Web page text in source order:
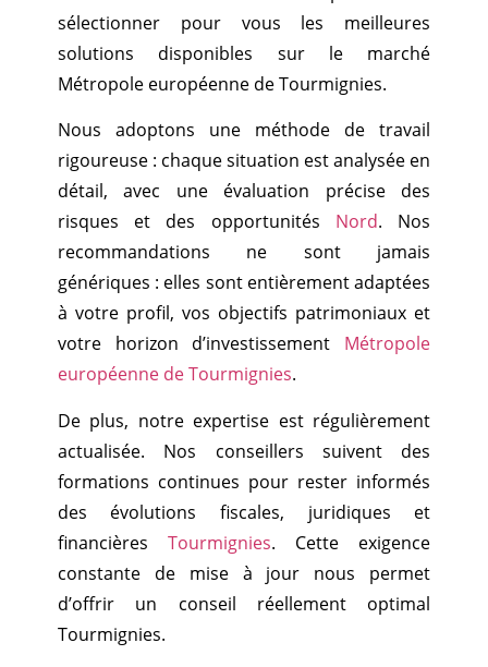
sélectionner pour vous les meilleures
solutions disponibles sur le marché
Métropole européenne de Tourmignies.
Nous adoptons une méthode de travail
rigoureuse : chaque situation est analysée en
détail, avec une évaluation précise des
risques et des opportunités Nord. Nos
recommandations ne sont jamais
génériques : elles sont entièrement adaptées
à votre profil, vos objectifs patrimoniaux et
votre horizon d’investissement Métropole
européenne de Tourmignies.
De plus, notre expertise est régulièrement
actualisée. Nos conseillers suivent des
formations continues pour rester informés
des évolutions fiscales, juridiques et
financières Tourmignies. Cette exigence
constante de mise à jour nous permet
d’offrir un conseil réellement optimal
Tourmignies.